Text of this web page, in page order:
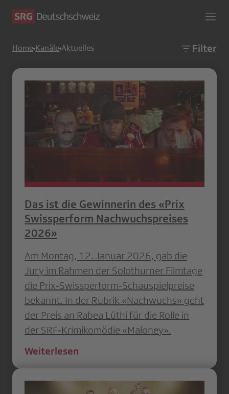
Home Kanäle Aktuelles Filter
Das ist die Gewinnerin des «Prix
Swissperform Nachwuchspreises
2026»
Am Montag, 12. Januar 2026, gab die
Jury im Rahmen der Solothurner Filmtage
die Prix‐Swissperform‐Schauspielpreise
bekannt. In der Rubrik «Nachwuchs» geht
der Preis an Rabea Lüthi für die Rolle in
der SRF‐Krimikomödie «Maloney».
Weiterlesen